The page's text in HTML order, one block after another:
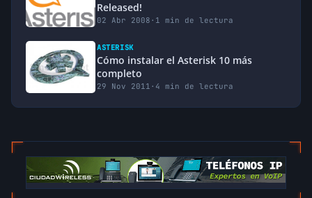
Released!
02 Abr 2008 · 1 min de lectura
ASTERISK
Cómo instalar el Asterisk 10 más
completo
29 Nov 2011 · 4 min de lectura